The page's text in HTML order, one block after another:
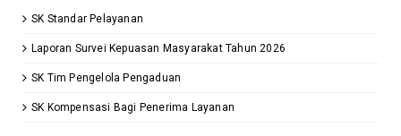
SK Standar Pelayanan
Laporan Survei Kepuasan Masyarakat Tahun 2026
SK Tim Pengelola Pengaduan
SK Kompensasi Bagi Penerima Layanan